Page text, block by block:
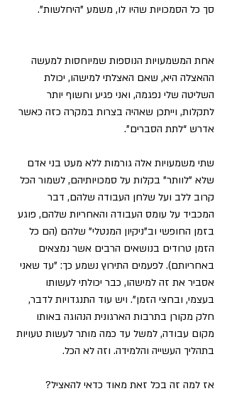
סך כל הסמכויות שהיו לו, משמע "היחלשות".
אחת המשמעויות הנוספות שמיוחסות למעשה
ההאצלה היא, שאם האצלתי למישהו, יכולת
השליטה שלי נפגמה, ואני פגיע וחשוף יותר
לתקלות, וייתכן שאהיה בצרות במקרה כזה כאשר
אדרש “לתת הסברים”.
שתי משמעויות אלה גורמות ללא מעט בני אדם
שלא "לוותר" בקלות על סמכויותיהם, לשמור הכל
קרוב ללב ועל שלחן העבודה שלהם, דבר
המכביד על עומס העבודה והאחריות שלהם, פוגע
בזמן החופשי וב"ניקיון המנטלי" שלהם (הם כל
הזמן טרודים בנושאים הרבים אשר נמצאים
באחריותם). לפעמים התירוץ נשמע כך: "עד שאני
אסביר את זה למישהו, כבר יכולתי לעשותו
בעצמי, ובחצי הזמן". ויש עוד התנגדויות לדבר,
חלק מקורן בתרבות הארגונית הנהוגה באותו
מקום עבודה, למשל עד כמה מותר לעשות טעויות
בתהליך העשייה והלמידה. וזה לא הכל.
אז למה זה בכל זאת מאוד כדאי להאציל?